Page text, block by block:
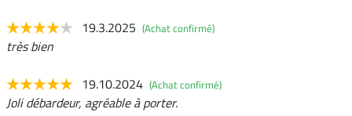
19.3.2025 (Achat confirmé)
très bien
19.10.2024 (Achat confirmé)
Joli débardeur, agréable à porter.